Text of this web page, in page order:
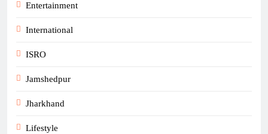
Entertainment
International
ISRO
Jamshedpur
Jharkhand
Lifestyle